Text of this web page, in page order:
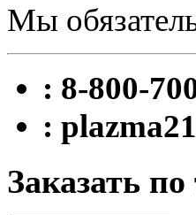
Мы
: 8-800-
:
Заказать